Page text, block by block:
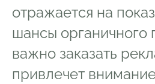
отражается на
шансы органичного
важно заказать
привлечет